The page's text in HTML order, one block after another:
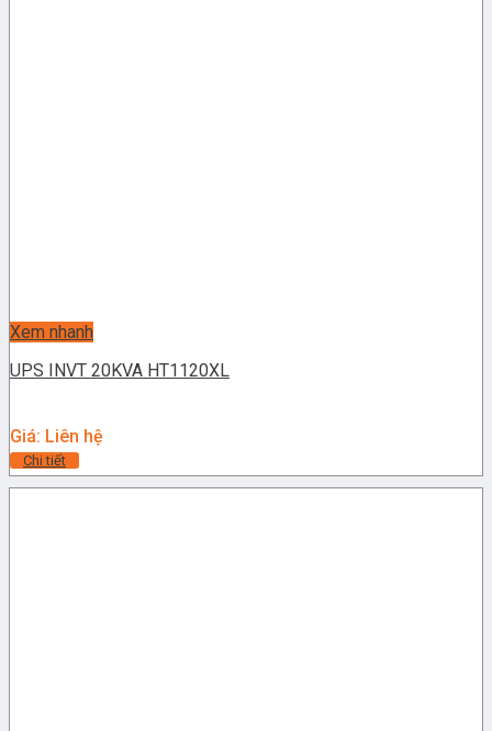
Xem nhanh
UPS INVT 20KVA HT1120XL
Giá: Liên hệ
Chi tiết